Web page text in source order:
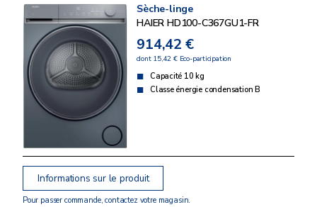
Sèche-linge
HAIER HD100-C367GU1-FR
914,42 €
dont 15,42 € Eco-participation
Capacité 10 kg
Classe énergie condensation B
Informations sur le produit
Pour passer commande, contactez votre magasin.